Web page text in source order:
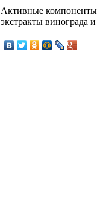
Активные
экстракты винограда и